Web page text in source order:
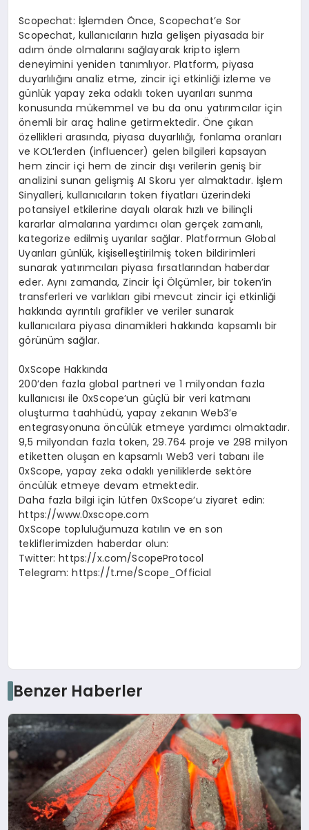
Scopechat: İşlemden Önce, Scopechat’e Sor
Scopechat, kullanıcıların hızla gelişen piyasada bir
adım önde olmalarını sağlayarak kripto işlem
deneyimini yeniden tanımlıyor. Platform, piyasa
duyarlılığını analiz etme, zincir içi etkinliği izleme ve
günlük yapay zeka odaklı token uyarıları sunma
konusunda mükemmel ve bu da onu yatırımcılar için
önemli bir araç haline getirmektedir. Öne çıkan
özellikleri arasında, piyasa duyarlılığı, fonlama oranları
ve KOL’lerden (influencer) gelen bilgileri kapsayan
hem zincir içi hem de zincir dışı verilerin geniş bir
analizini sunan gelişmiş AI Skoru yer almaktadır. İşlem
Sinyalleri, kullanıcıların token fiyatları üzerindeki
potansiyel etkilerine dayalı olarak hızlı ve bilinçli
kararlar almalarına yardımcı olan gerçek zamanlı,
kategorize edilmiş uyarılar sağlar. Platformun Global
Uyarıları günlük, kişiselleştirilmiş token bildirimleri
sunarak yatırımcıları piyasa fırsatlarından haberdar
eder. Aynı zamanda, Zincir İçi Ölçümler, bir token’in
transferleri ve varlıkları gibi mevcut zincir içi etkinliği
hakkında ayrıntılı grafikler ve veriler sunarak
kullanıcılara piyasa dinamikleri hakkında kapsamlı bir
görünüm sağlar.
0xScope Hakkında
200’den fazla global partneri ve 1 milyondan fazla
kullanıcısı ile 0xScope’un güçlü bir veri katmanı
oluşturma taahhüdü, yapay zekanın Web3’e
entegrasyonuna öncülük etmeye yardımcı olmaktadır.
9,5 milyondan fazla token, 29.764 proje ve 298 milyon
etiketten oluşan en kapsamlı Web3 veri tabanı ile
0xScope, yapay zeka odaklı yeniliklerde sektöre
öncülük etmeye devam etmektedir.
Daha fazla bilgi için lütfen 0xScope’u ziyaret edin:
https://www.0xscope.com
0xScope topluluğumuza katılın ve en son
tekliflerimizden haberdar olun:
Twitter: https://x.com/ScopeProtocol
Telegram: https://t.me/Scope_Official
Benzer Haberler